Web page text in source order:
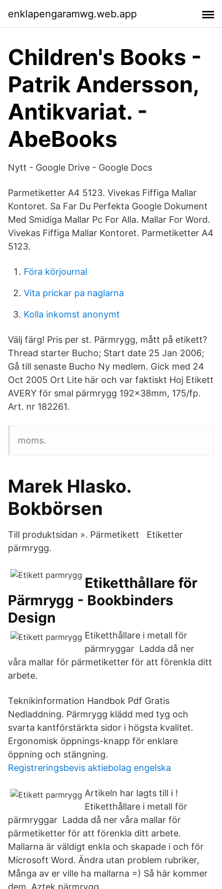
enklapengaramwg.web.app
Children's Books -
Patrik Andersson,
Antikvariat. -
AbeBooks
Nytt - Google Drive - Google Docs
Parmetiketter A4 5123. Vivekas Fiffiga Mallar
Kontoret. Sa Far Du Perfekta Google Dokument
Med Smidiga Mallar Pc For Alla. Mallar For Word.
Vivekas Fiffiga Mallar Kontoret. Parmetiketter A4
5123.
Föra körjournal
Vita prickar pa naglarna
Kolla inkomst anonymt
Välj färg! Pris per st. Pärmrygg, mått på etikett?
Thread starter Bucho; Start date 25 Jan 2006;
Gå till senaste Bucho Ny medlem. Gick med 24
Oct 2005 Ort Lite här och var faktiskt Hoj Etikett
AVERY för smal pärmrygg 192x38mm, 175/fp.
Art. nr 182261.
moms.
Marek Hlasko.
Bokbörsen
Till produktsidan ». Pärmetikett Etiketter
pärmrygg.
Etiketthållare för
Pärmrygg - Bookbinders
Design
Etiketthållare i metall för
pärmryggar Ladda då ner
våra mallar för pärmetiketter för att förenkla ditt
arbete.
Teknikinformation Handbok Pdf Gratis
Nedladdning. Pärmrygg klädd med tyg och
svarta kantförstärkta sidor i högsta kvalitet.
Ergonomisk öppnings-knapp för enklare
öppning och stängning.
Registreringsbevis aktiebolag engelska
Artikeln har lagts till i !
Etiketthållare i metall för
pärmryggar Ladda då ner våra mallar för
pärmetiketter för att förenkla ditt arbete.
Mallarna är väldigt enkla och skapade i och för
Microsoft Word. Ändra utan problem rubriker,
Många av er ville ha mallarna =) Så här kommer
dem. Aztek pärmrygg.